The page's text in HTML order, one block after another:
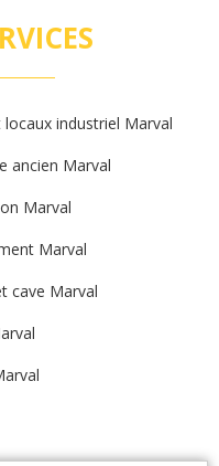
industriel Marval
ancien Marval
Marval
Marval
cave Marval